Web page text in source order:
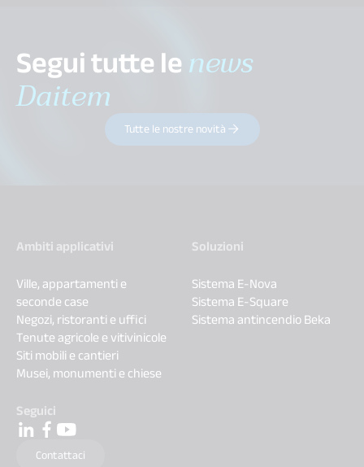
Segui tutte lenews
Daitem
Tutte le nostre novità
Ambiti applicativi
Ville, appartamenti e
seconde case
Negozi, ristoranti e uffici
Tenute agricole e vitivinicole
Siti mobili e cantieri
Musei, monumenti e chiese
Soluzioni
Sistema E-Nova
Sistema E-Square
Sistema antincendio Beka
Seguici
Contattaci